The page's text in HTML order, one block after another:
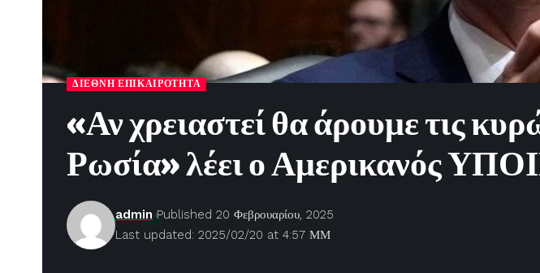
ΔΙΕΘΝΉ ΕΠΙΚΑΙΡΌΤΗΤΑ
«Αν χρειαστεί θα άρουμε τις
Ρωσία» λέει ο Αμερικανός
Last updated: 2025/02/20 at 4:57 ΜΜ
admin Published 20 Φεβρουαρίου, 2025